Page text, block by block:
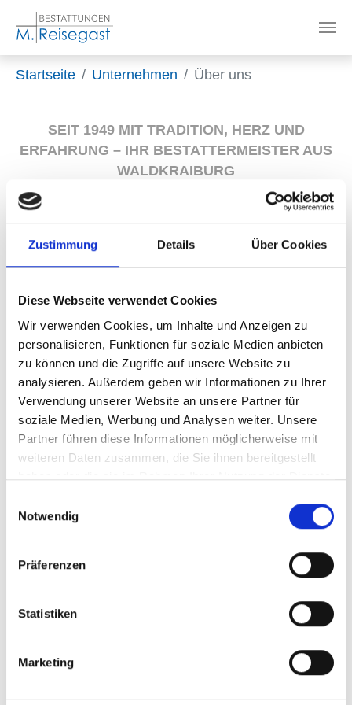
Zustimmung Details Über Cookies
Diese Webseite verwendet Cookies
Wir verwenden Cookies, um Inhalte und Anzeigen zu
personalisieren, Funktionen für soziale Medien anbieten
zu können und die Zugriffe auf unsere Website zu
analysieren. Außerdem geben wir Informationen zu Ihrer
Verwendung unserer Website an unsere Partner für
soziale Medien, Werbung und Analysen weiter. Unsere
Partner führen diese Informationen möglicherweise mit
weiteren Daten zusammen, die Sie ihnen bereitgestellt
haben oder die sie im Rahmen Ihrer Nutzung der Dienste
Notwendig
Präferenzen
Statistiken
Marketing
Startseite Unternehmen Über uns
SEIT 1949 MIT TRADITION, HERZ UND
ERFAHRUNG – IHR BESTATTERMEISTER AUS
WALDKRAIBURG
Über uns
für Sie zur Verfügung stellen. Bei unserem Angebot
an Särgen handelt es sich ausschließlich um
Vollholzsärge, die in uns bekannten Werken in
Deutschland und Umgebung hergestellt werden
und mit dem Qualitätskennzeichen der BVSI
ausgezeichnet sind.
Das gleiche gilt für die Herstellung von Urnen,
Leistungen, die durch Fremdunternehmen für uns
erbracht werden, wie z. B. Kremation,
Blumenschmuck oder Steinmetzarbeiten, achten
wir ebenfalls auf eine professionelle und qualitativ